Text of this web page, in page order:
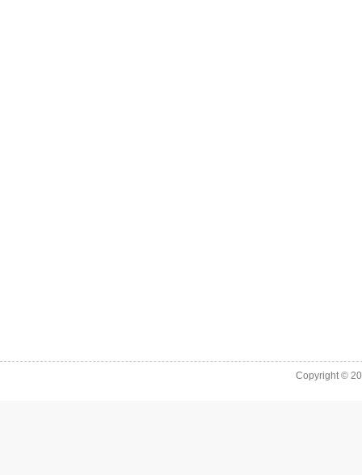
Copyright ©